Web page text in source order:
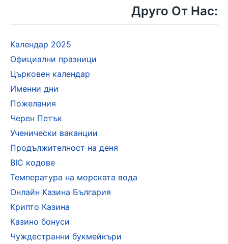
Друго От Нас:
Календар 2025
Официални празници
Църковен календар
Именни дни
Пожелания
Черен Петък
Ученически ваканции
Продължителност на деня
BIC кодове
Температура на морската вода
Онлайн Казина България
Крипто Казина
Казино бонуси
Чуждестранни букмейкъри